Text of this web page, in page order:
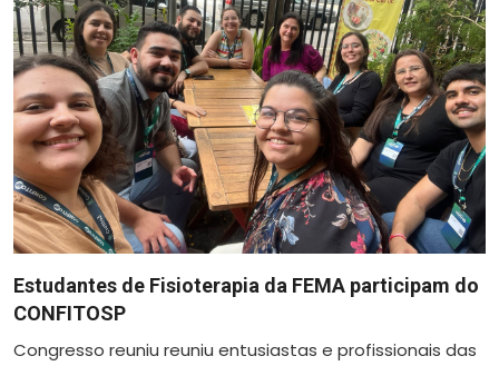
Estudantes de Fisioterapia da FEMA participam do
CONFITOSP
Congresso reuniu reuniu entusiastas e profissionais das